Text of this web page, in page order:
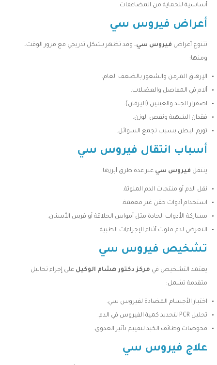
أساسية للحماية من المضاعفات.
أعراض فيروس سي
تتنوع أعراض فيروس سي، وقد تظهر بشكل تدريجي مع مرور الوقت،
ومنها:
الإرهاق المزمن والشعور بالضعف العام.
آلام في المفاصل والعضلات.
اصفرار الجلد والعينين (اليرقان).
فقدان الشهية ونقص الوزن.
تورم البطن بسبب تجمع السوائل.
أسباب انتقال فيروس سي
ينتقل فيروس سي عبر عدة طرق أبرزها:
نقل الدم أو منتجات الدم الملوثة.
استخدام أدوات حقن غير معقمة.
مشاركة الأدوات الحادة مثل أمواس الحلاقة أو فرش الأسنان.
التعرض لدم ملوث أثناء الإجراءات الطبية.
تشخيص فيروس سي
يعتمد التشخيص في مركز دكتور هشام الوكيل على إجراء تحاليل
متقدمة تشمل:
اختبار الأجسام المضادة لفيروس سي.
تحليل PCR لتحديد كمية الفيروس في الدم.
فحوصات وظائف الكبد لتقييم تأثير العدوى.
علاج فيروس سي